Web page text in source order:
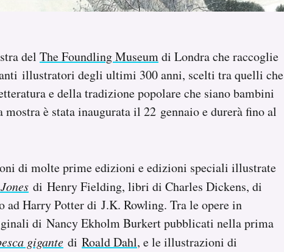
del The Foundling Museumdi Londra che raccoglie
illustratori degli ultimi 300 anni, scelti tra quelli che
e della tradizione popolare che siano bambini
è stata inaugurata il 22 gennaio e durerà fino al
di molte prime edizioni e edizioni speciali illustrate
di Henry Fielding, libri di Charles Dickens, di
Harry Potter di J.K. Rowling. Tra le opere in
di Nancy Ekholm Burkert pubblicati nella prima
gigante di Roald Dahl, e le illustrazioni di